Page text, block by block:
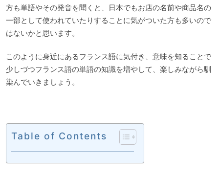
方も単語やその発音を聞くと、日本でもお店の名前や商品名の
一部として使われていたりすることに気がついた方も多いので
はないかと思います。
このように身近にあるフランス語に気付き、意味を知ることで
少しづつフランス語の単語の知識を増やして、楽しみながら馴
染んでいきましょう。
Table of Contents